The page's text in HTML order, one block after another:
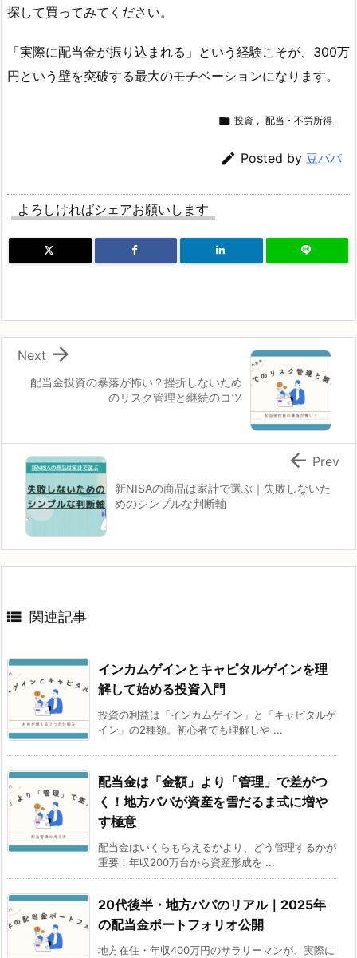
探して買ってみてください。
「実際に配当金が振り込まれる」という経験こそが、300万
円という壁を突破する最大のモチベーションになります。
 投資 , 配当・不労所得
 Posted by 豆パパ
よろしければシェアお願いします
配当金投資の暴落が怖い？挫折しないため
のリスク管理と継続のコツ

Next
新NISAの商品は家計で選ぶ｜失敗しないた
めのシンプルな判断軸
 Prev
 関連記事
インカムゲインとキャピタルゲインを理
解して始める投資入門
投資の利益は「インカムゲイン」と「キャピタルゲ
イン」の2種類。初心者でも理解しや ...
配当金は「金額」より「管理」で差がつ
く！地方パパが資産を雪だるま式に増や
す極意
配当金はいくらもらえるかより、どう管理するかが
重要！年収200万台から資産形成を ...
20代後半・地方パパのリアル｜2025年
の配当金ポートフォリオ公開
地方在住・年収400万円のサラリーマンが、実際に